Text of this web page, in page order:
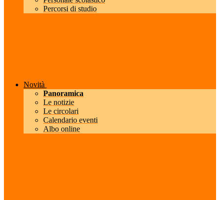
Percorsi di studio
Novità
Panoramica
Le notizie
Le circolari
Calendario eventi
Albo online